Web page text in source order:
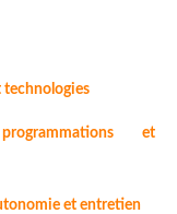
technologies
et
et entretien